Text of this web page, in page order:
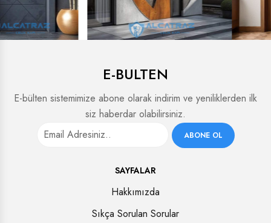
E-BULTEN
E-bülten sistemimize abone olarak indirim ve yeniliklerden ilk
siz haberdar olabilirsiniz.
ABONE OL
SAYFALAR
Hakkımızda
Sıkça Sorulan Sorular